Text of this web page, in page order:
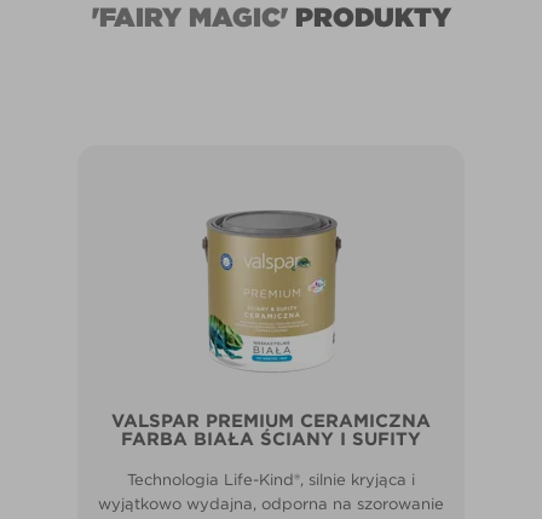
'FAIRY MAGIC'PRODUKTY
VALSPAR PREMIUM CERAMICZNA
FARBA BIAŁA ŚCIANY I SUFITY
Technologia Life-Kind®, silnie kryjąca i
wyjątkowo wydajna, odporna na szorowanie